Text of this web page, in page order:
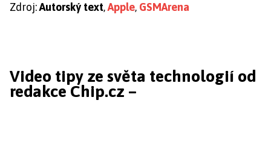
Zdroj:Autorský text,Apple, GSMArena
Video tipy ze světa technologií od
redakce Chip.cz –